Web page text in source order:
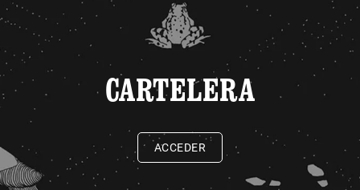
CARTELERA
ACCEDER